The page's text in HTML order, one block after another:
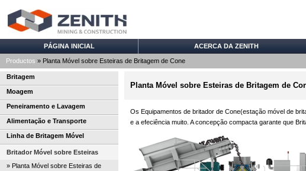
PÁGINA INICIAL ACERCA DA ZENITH
Productos » Planta Móvel sobre Esteiras de Britagem de Cone
Britagem
Moagem
Peneiramento e Lavagem
Alimentação e Transporte
Linha de Britagem Móvel
Britador Móvel sobre Esteiras
» Planta Móvel sobre Esteiras de
Planta Móvel sobre Esteiras de Britagem de
Os Equipamentos de britador de Cone(estação móvel de
e a efeciência muito. A concepção compacta garante que